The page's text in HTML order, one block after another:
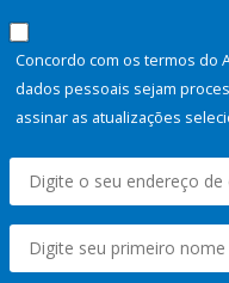
Concordo com os termos do
dados pessoais sejam
assinar as atualizações